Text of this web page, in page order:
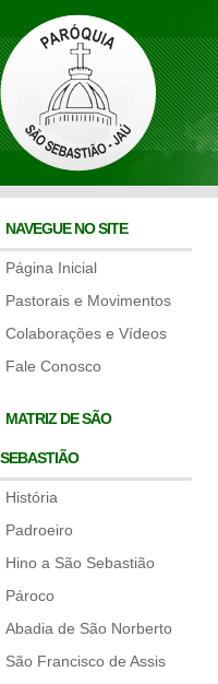
NAVEGUE NO SITE
Página Inicial
Pastorais e Movimentos
Colaborações e Vídeos
Fale Conosco
MATRIZ DE SÃO
SEBASTIÃO
História
Padroeiro
Hino a São Sebastião
Pároco
Abadia de São Norberto
São Francisco de Assis